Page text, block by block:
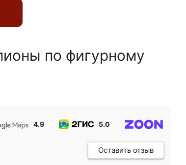
по фигурному
4.9 5.0
Оставить отзыв